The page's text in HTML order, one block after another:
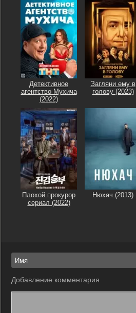
Детективное
агентство Мухича
(2022)
Загляни ему в
голову (2023)
Плохой прокурор
сериал (2022)
Нюхач (2013)
Добавление комментария